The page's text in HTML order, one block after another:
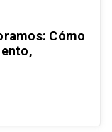
Cómo